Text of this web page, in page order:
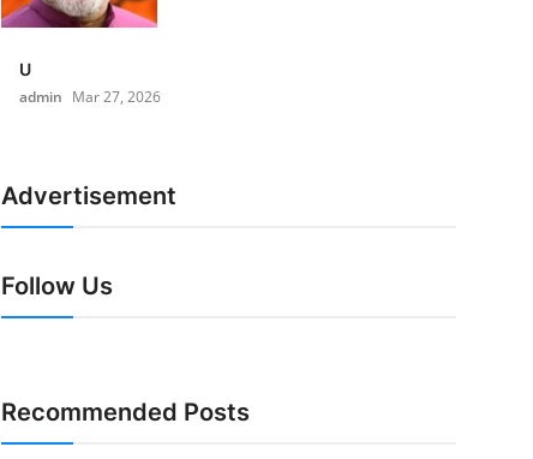
U
admin Mar 27, 2026
Advertisement
Follow Us
Recommended Posts